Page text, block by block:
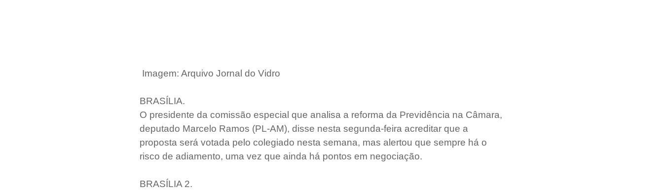
Imagem: Arquivo Jornal do Vidro
BRASÍLIA.
O presidente da comissão especial que analisa a reforma da Previdência na Câmara,
deputado Marcelo Ramos (PL-AM), disse nesta segunda-feira acreditar que a
proposta será votada pelo colegiado nesta semana, mas alertou que sempre há o
risco de adiamento, uma vez que ainda há pontos em negociação.
BRASÍLIA 2.